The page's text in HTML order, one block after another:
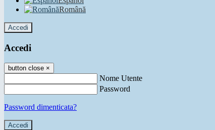
Română
Accedi
Accedi
button close ×
Nome Utente
Password
Password dimenticata?